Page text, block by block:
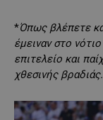
*Όπως βλέπετε
έμειναν στο
επιτελείο και
χθεσινής βραδιάς.